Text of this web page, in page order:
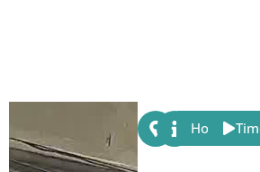
Host